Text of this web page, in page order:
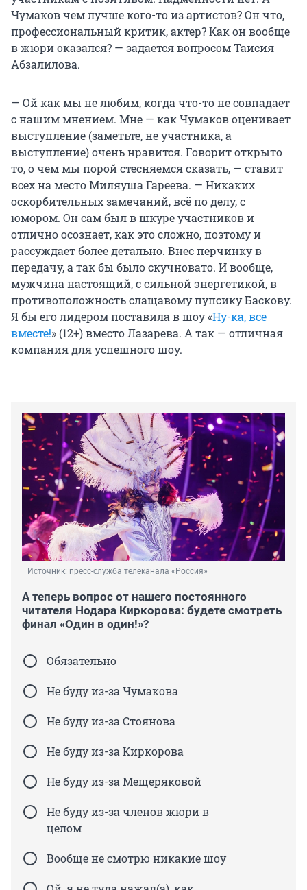
Чумаков чем лучше кого-то из артистов? Он что,
профессиональный критик, актер? Как он вообще
в жюри оказался? — задается вопросом Таисия
Абзалилова.
— Ой как мы не любим, когда что-то не совпадает
с нашим мнением. Мне — как Чумаков оценивает
выступление (заметьте, не участника, а
выступление) очень нравится. Говорит открыто
то, о чем мы порой стесняемся сказать, — ставит
всех на место Миляуша Гареева. — Никаких
оскорбительных замечаний, всё по делу, с
юмором. Он сам был в шкуре участников и
отлично осознает, как это сложно, поэтому и
рассуждает более детально. Внес перчинку в
передачу, а так бы было скучновато. И вообще,
мужчина настоящий, с сильной энергетикой, в
противоположность слащавому пупсику Баскову.
Я бы его лидером поставила в шоу «Ну-ка, все
вместе!» (12+) вместо Лазарева. А так — отличная
компания для успешного шоу.
Источник: пресс-служба телеканала «Россия»
А теперь вопрос от нашего постоянного
читателя Нодара Киркорова: будете смотреть
финал «Один в один!»?
Обязательно
Не буду из-за Чумакова
Не буду из-за Стоянова
Не буду из-за Киркорова
Не буду из-за Мещеряковой
Не буду из-за членов жюри в
целом
Вообще не смотрю никакие шоу